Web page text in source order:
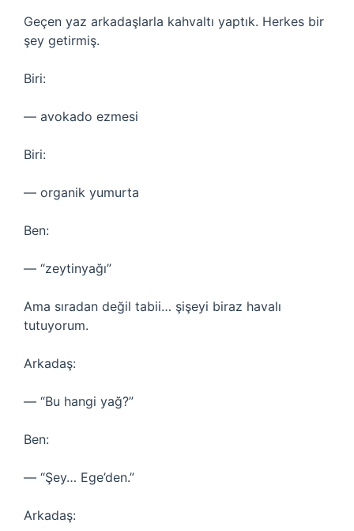
Geçen yaz arkadaşlarla kahvaltı yaptık. Herkes bir
şey getirmiş.
Biri:
— avokado ezmesi
Biri:
— organik yumurta
Ben:
— “zeytinyağı”
Ama sıradan değil tabii… şişeyi biraz havalı
tutuyorum.
Arkadaş:
— “Bu hangi yağ?”
Ben:
— “Şey… Ege’den.”
Arkadaş: